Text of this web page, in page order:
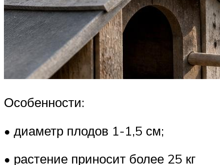
Особенности:
• диаметр плодов 1-1,5 см;
• растение приносит более 25 кг